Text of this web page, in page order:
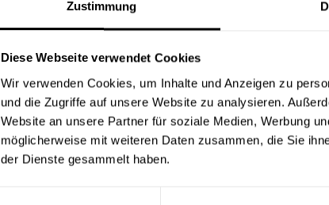
Zustimmung
Diese Webseite verwendet Cookies
Wir verwenden Cookies, um Inhalte und Anzeigen zu
und die Zugriffe auf unsere Website zu analysieren.
Website an unsere Partner für soziale Medien, Werbung
möglicherweise mit weiteren Daten zusammen, die Sie
der Dienste gesammelt haben.
Sicherheitsdatenblätter
Technische Merkblätter
⤓Technisches Merkblatt (PDF)
Kennzeichnungselemente